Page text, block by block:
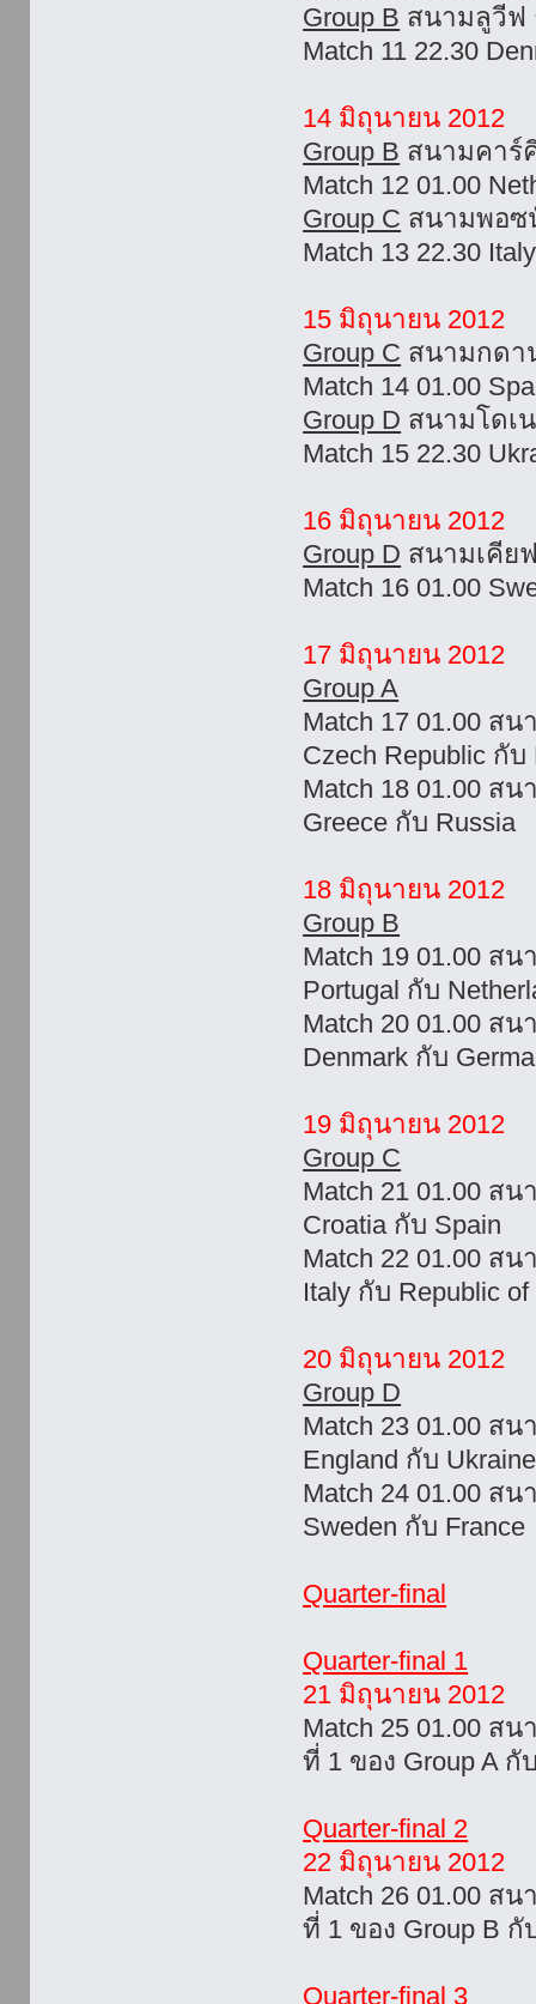
Group B สนามลูวีฟ
Match 11 22.30
14 มิถุนายน 2012
Group B สนามคาร์
Match 12 01.00
Group C สนามพอซ
Match 13 22.30
15 มิถุนายน 2012
Group C สนามกดา
Match 14 01.00
Group D สนามโดเ
Match 15 22.30
16 มิถุนายน 2012
Group D สนามเคีย
Match 16 01.00
17 มิถุนายน 2012
Group A
Match 17 01.00 ส
Czech Republic กับ
Match 18 01.00 ส
Greece กับ Russia
18 มิถุนายน 2012
Group B
Match 19 01.00 ส
Portugal กับ
Match 20 01.00 ส
Denmark กับ
19 มิถุนายน 2012
Group C
Match 21 01.00 ส
Croatia กับ Spain
Match 22 01.00 ส
Italy กับ Republic of
20 มิถุนายน 2012
Group D
Match 23 01.00 ส
England กับ Ukraine
Match 24 01.00 ส
Sweden กับ France
Quarter-final
Quarter-final 1
21 มิถุนายน 2012
Match 25 01.00 ส
ที่ 1 ของ Group A กั
Quarter-final 2
22 มิถุนายน 2012
Match 26 01.00 ส
ที่ 1 ของ Group B กั
Quarter-final 3